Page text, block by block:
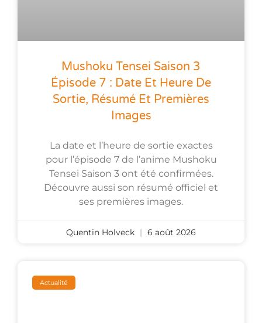
Mushoku Tensei Saison 3
Épisode 7 : Date Et Heure De
Sortie, Résumé Et Premières
Images
La date et l’heure de sortie exactes
pour l’épisode 7 de l’anime Mushoku
Tensei Saison 3 ont été confirmées.
Découvre aussi son résumé officiel et
ses premières images.
Quentin Holveck 6 août 2026
Actualité